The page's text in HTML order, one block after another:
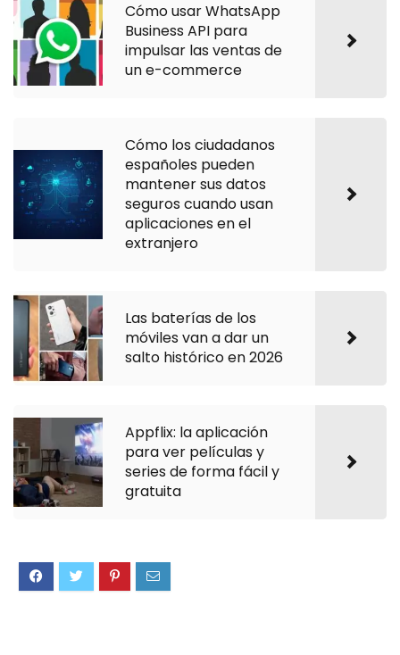
Cómo usar WhatsApp
Business API para
impulsar las ventas de
un e-commerce
Cómo los ciudadanos
españoles pueden
mantener sus datos
seguros cuando usan
aplicaciones en el
extranjero
Las baterías de los
móviles van a dar un
salto histórico en 2026
Appflix: la aplicación
para ver películas y
series de forma fácil y
gratuita